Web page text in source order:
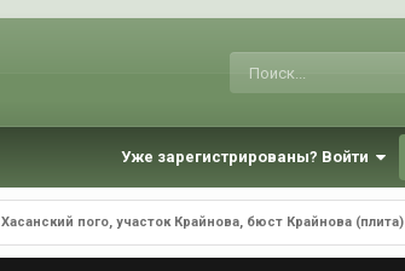
Уже зарегистрированы? Войти
Хасанский пого, участок Крайнова, бюст Крайнова (плита)